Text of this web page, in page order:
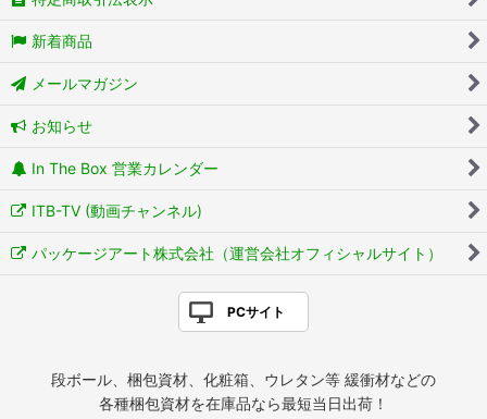
新着商品
メールマガジン
お知らせ
In The Box 営業カレンダー
ITB-TV (動画チャンネル)
パッケージアート株式会社（運営会社オフィシャルサイト）
PCサイト
段ボール、梱包資材、化粧箱、ウレタン等 緩衝材などの
各種梱包資材を在庫品なら最短当日出荷！